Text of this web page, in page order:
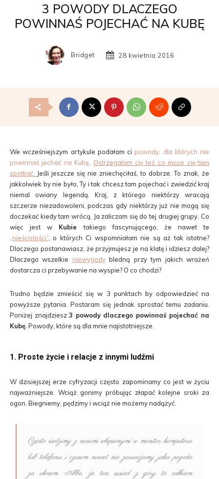
3 POWODY DLACZEGO
POWINNAŚ POJECHAĆ NA KUBĘ
Bridget 28 kwietnia 2016
We wcześniejszym artykule podałam ci powody, dla których nie
powinnaś jechać na Kubę
Ostrzegałam cię też co może cię tam
spotkać. Jeśli jeszcze się nie zniechęciłaś, to dobrze. To znak, że
jakkolwiek by nie było, Ty i tak chcesz tam pojechać i zwiedzić kraj
niemal owiany legendą. Kraj, z którego niektórzy wracają
szczerze niezadowoleni, podczas gdy niektórzy już nie mogą się
doczekać kiedy tam wrócą. Ja zaliczam się do tej drugiej grupy. Co
więc jest w Kubie takiego fascynującego, że nawet te
„nieścisłości”
o których Ci wspomniałam nie są aż tak istotne?
Dlaczego postanawiasz, że przyjmujesz je na klatę i idziesz dalej?
Dlaczego wszelkie niewygodybledną przy tym jakich wrażeń
dostarcza ci przebywanie na wyspie? O co chodzi?
Trudno będzie zmieścić się w 3 punktach by odpowiedzieć na
powyższe pytania. Postaram się jednak sprostać temu zadaniu.
Poniżej znajdziesz3 powody dlaczego powinnaś pojechać na
Kubę.Powody, które są dla mnie najistotniejsze.
1. Proste życie i relacje z innymi ludźmi
W dzisiejszej erze cyfryzacji często zapominamy co jest w życiu
najważniejsze. Wciąż gonimy próbując złapać kolejne sroki za
ogon. Biegniemy, pędzimy i wciąż nie możemy nadążyć.
Często siedzimy z nosami wlepionymi w monitor komputera
lub telefonu i czasem nawet nie zauważamy jaka pogoda
za oknem. Albo, że ten sąsiad z góry to całkiem